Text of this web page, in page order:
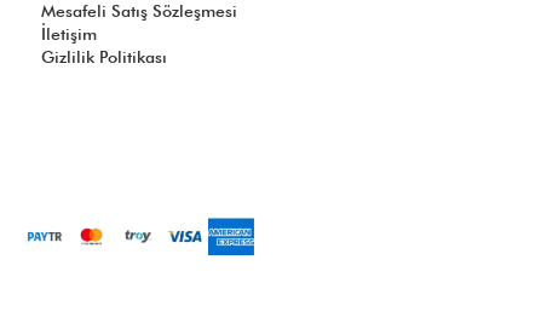
Mesafeli Satış Sözleşmesi
İletişim
Gizlilik Politikası